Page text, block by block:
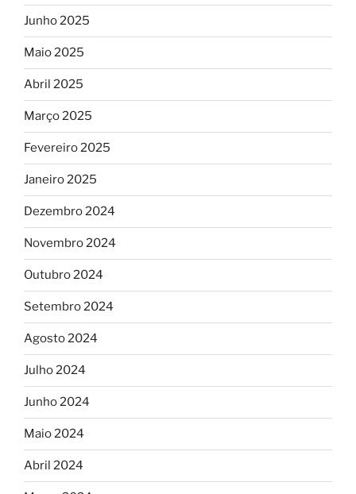
Junho 2025
Maio 2025
Abril 2025
Março 2025
Fevereiro 2025
Janeiro 2025
Dezembro 2024
Novembro 2024
Outubro 2024
Setembro 2024
Agosto 2024
Julho 2024
Junho 2024
Maio 2024
Abril 2024